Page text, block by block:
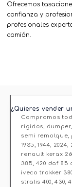
Ofrecemos
confianza y
profesionales
camión.
¿Quieres vender
Compramos
rigidos,
semi remolque,
1935, 1944,
renault kerax
385, 420 daf 85
iveco trakker 380
stralis 400, 430,